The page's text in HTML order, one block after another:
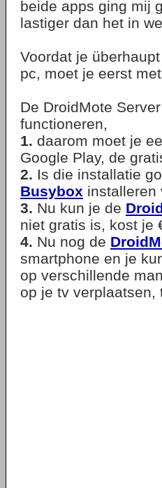
beide apps ging mij
lastiger dan het in
Voordat je
pc, moet je eerst
De DroidMote
functioneren,
1. daarom moet je
Google Play, de
2. Is die installatie
Busybox installeren
3. Nu kun je de
niet gratis is, kost je
4. Nu nog de
smartphone en je
op verschillende
op je tv verplaatsen,